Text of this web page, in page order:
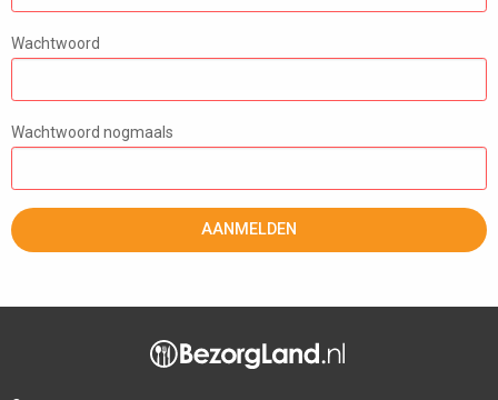
Wachtwoord
Wachtwoord nogmaals
AANMELDEN